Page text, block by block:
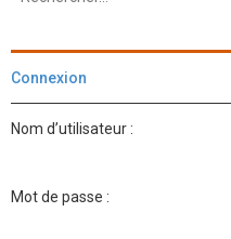
Connexion
Nom d’utilisateur :
Mot de passe :